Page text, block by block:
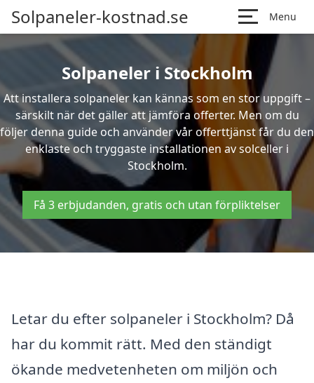
Solpaneler-kostnad.se Menu
Solpaneler i Stockholm
Att installera solpaneler kan kännas som en stor uppgift –
särskilt när det gäller att jämföra offerter. Men om du
följer denna guide och använder vår offerttjänst får du den
enklaste och tryggaste installationen av solceller i
Stockholm.
Få 3 erbjudanden, gratis och utan förpliktelser
Letar du efter solpaneler i Stockholm? Då
har du kommit rätt. Med den ständigt
ökande medvetenheten om miljön och